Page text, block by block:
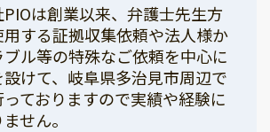
は創業以来、弁護士先生方
する証拠収集依頼や法人様か
ル等の特殊なご依頼を中心に
けて、岐阜県多治見市周辺で
ておりますので実績や経験に
せん。